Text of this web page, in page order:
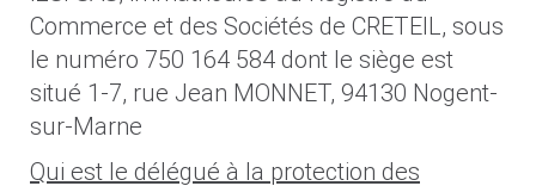
Commerce et des Sociétés de CRETEIL, sous
le numéro 750 164 584 dont le siège est
situé 1-7, rue Jean MONNET, 94130 Nogent-
sur-Marne
Qui est le délégué à la protection des